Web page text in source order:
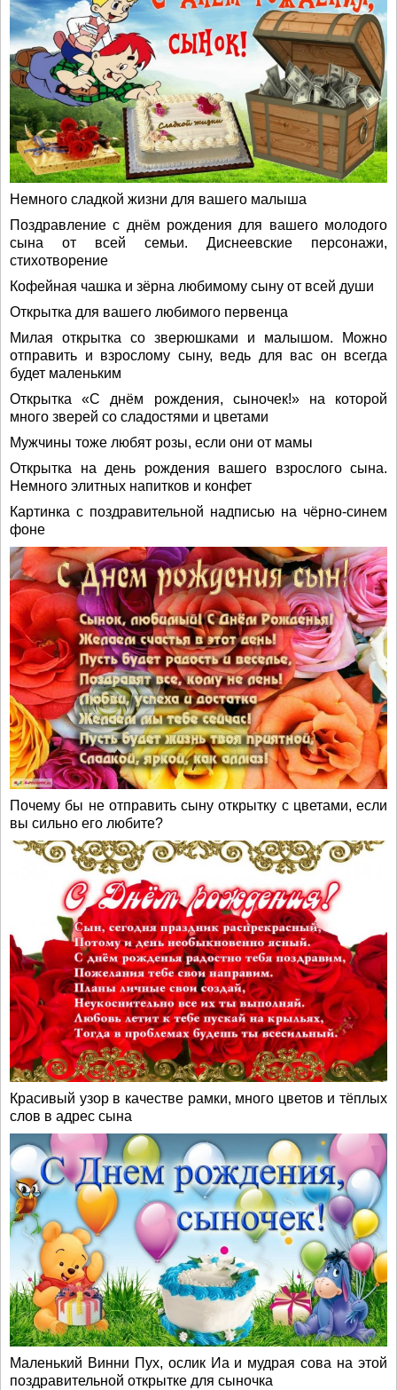
Немного сладкой жизни для вашего малыша
Поздравление с днём рождения для вашего молодого
сына от всей семьи. Диснеевские персонажи,
стихотворение
Кофейная чашка и зёрна любимому сыну от всей души
Открытка для вашего любимого первенца
Милая открытка со зверюшками и малышом. Можно
отправить и взрослому сыну, ведь для вас он всегда
будет маленьким
Открытка «С днём рождения, сыночек!» на которой
много зверей со сладостями и цветами
Мужчины тоже любят розы, если они от мамы
Открытка на день рождения вашего взрослого сына.
Немного элитных напитков и конфет
Картинка с поздравительной надписью на чёрно-синем
фоне
Почему бы не отправить сыну открытку с цветами, если
вы сильно его любите?
Красивый узор в качестве рамки, много цветов и тёплых
слов в адрес сына
Маленький Винни Пух, ослик Иа и мудрая сова на этой
поздравительной открытке для сыночка